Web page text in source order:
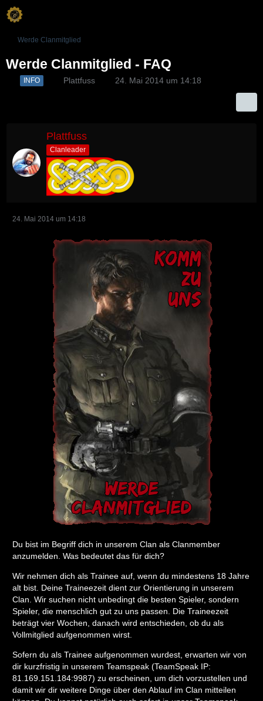
Werde Clanmitglied
Werde Clanmitglied - FAQ
INFO Plattfuss 24. Mai 2014 um 14:18
Plattfuss
Clanleader
24. Mai 2014 um 14:18
Du bist im Begriff dich in unserem Clan als Clanmember
anzumelden. Was bedeutet das für dich?
Wir nehmen dich als Trainee auf, wenn du mindestens 18 Jahre
alt bist. Deine Traineezeit dient zur Orientierung in unserem
Clan. Wir suchen nicht unbedingt die besten Spieler, sondern
Spieler, die menschlich gut zu uns passen. Die Traineezeit
beträgt vier Wochen, danach wird entschieden, ob du als
Vollmitglied aufgenommen wirst.
Sofern du als Trainee aufgenommen wurdest, erwarten wir von
dir kurzfristig in unserem Teamspeak (TeamSpeak IP:
81.169.151.184:9987) zu erscheinen, um dich vorzustellen und
damit wir dir weitere Dinge über den Ablauf im Clan mitteilen